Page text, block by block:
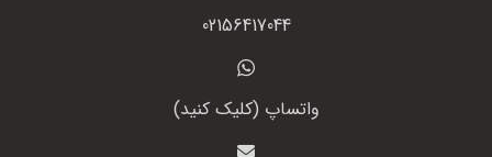
02156417044
واتساپ (کلیک کنید)